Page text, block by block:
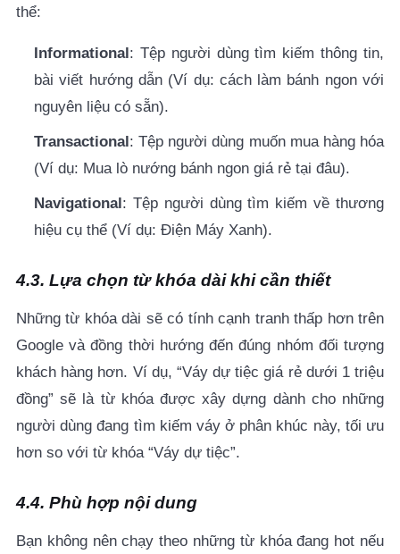
thể:
Informational : Tệp người dùng tìm kiếm thông tin,
bài viết hướng dẫn (Ví dụ: cách làm bánh ngon với
nguyên liệu có sẵn).
Transactional : Tệp người dùng muốn mua hàng hóa
(Ví dụ: Mua lò nướng bánh ngon giá rẻ tại đâu).
Navigational : Tệp người dùng tìm kiếm về thương
hiệu cụ thể (Ví dụ: Điện Máy Xanh).
4.3. Lựa chọn từ khóa dài khi cần thiết
Những từ khóa dài sẽ có tính cạnh tranh thấp hơn trên
Google và đồng thời hướng đến đúng nhóm đối tượng
khách hàng hơn. Ví dụ, “Váy dự tiệc giá rẻ dưới 1 triệu
đồng” sẽ là từ khóa được xây dựng dành cho những
người dùng đang tìm kiếm váy ở phân khúc này, tối ưu
hơn so với từ khóa “Váy dự tiệc”.
4.4. Phù hợp nội dung
Bạn không nên chạy theo những từ khóa đang hot nếu